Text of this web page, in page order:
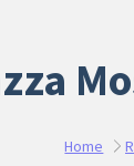
Home